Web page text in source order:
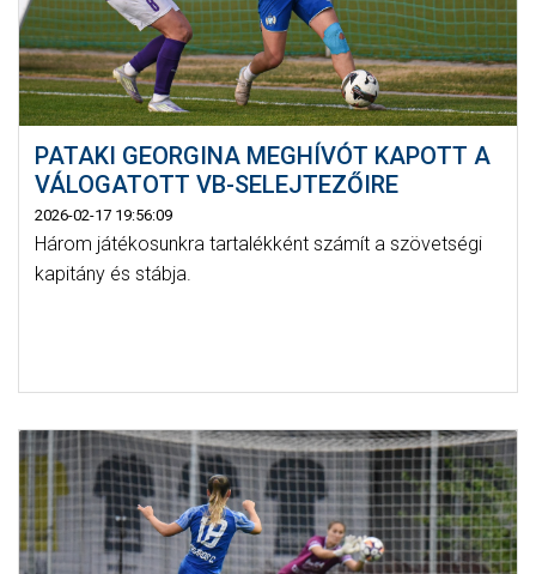
PATAKI GEORGINA MEGHÍVÓT KAPOTT A
VÁLOGATOTT VB-SELEJTEZŐIRE
2026-02-17 19:56:09
Három játékosunkra tartalékként számít a szövetségi
kapitány és stábja.